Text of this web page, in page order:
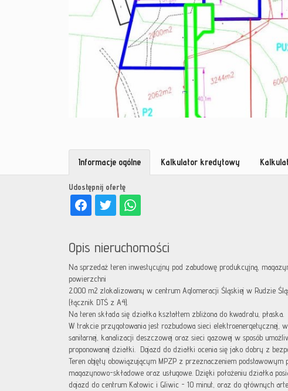
Udostępnij ofertę
Informacje ogólne Kalkulator kredytowy
Opis nieruchomości
Na sprzedaż teren inwestycyjny pod zabudowę produkcyjną,
powierzchni
2.000 m2 zlokalizowany w centrum Aglomeracji Śląskiej w Rudzie
(łącznik DTŚ z A4).
Na teren składa się działka kształtem zbliżona do kwadratu, płaska.
W trakcie przygotowania jest rozbudowa sieci elektroenergetycznej,
sanitarnej, kanalizacji deszczowej oraz sieci gazowej w sposób
proponowanej działki. Dojazd do działki ocenia się jako dobry z
Teren objęty obowiązującym MPZP z przeznaczeniem podstawowym
magazynowo-składowe oraz usługowe. Dzięki położeniu działka
dojazd do centrum Katowic i Gliwic - 10 minut, oraz do głównych